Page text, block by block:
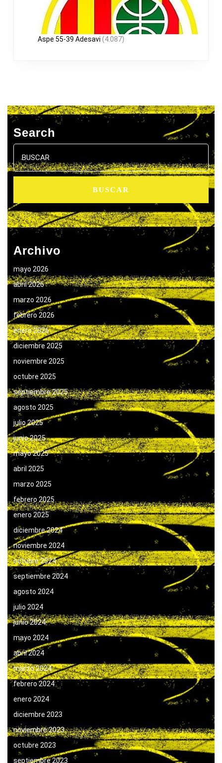
Aspe 55-39 Adesavi (4.087)
Search
Buscar:
Archivo
mayo 2026
abril 2026
marzo 2026
febrero 2026
enero 2026
diciembre 2025
noviembre 2025
octubre 2025
septiembre 2025
agosto 2025
julio 2025
junio 2025
mayo 2025
abril 2025
marzo 2025
febrero 2025
enero 2025
diciembre 2024
noviembre 2024
octubre 2024
septiembre 2024
agosto 2024
julio 2024
junio 2024
mayo 2024
abril 2024
marzo 2024
febrero 2024
enero 2024
diciembre 2023
noviembre 2023
octubre 2023
septiembre 2023